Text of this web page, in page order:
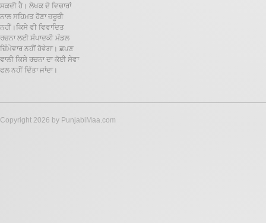
ਸਕਦੀ ਹੈ। ਲੇਖਕ ਦੇ ਵਿਚਾਰਾਂ
ਨਾਲ ਸਹਿਮਤ ਹੋਣਾ ਜ਼ਰੂਰੀ
ਨਹੀਂ।ਕਿਸੇ ਵੀ ਵਿਵਾਦਿਤ
ਰਚਨਾ ਲਈ ਸੰਪਾਦਕੀ ਮੰਡਲ
ਜ਼ਿੰਮੇਵਾਰ ਨਹੀਂ ਹੋਵੇਗਾ। ਛਪਣ
ਵਾਲੀ ਕਿਸੇ ਰਚਨਾ ਦਾ ਕੋਈ ਸੇਵਾ
ਫਲ ਨਹੀਂ ਦਿੱਤਾ ਜਾਂਦਾ।
Copyright 2026 by PunjabiMaa.com